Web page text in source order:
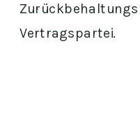
Vertragspartei.